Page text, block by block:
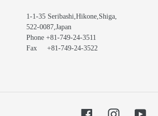
1-1-35 Seribashi,Hikone,Shiga,
522-0087,Japan
Phone +81-749-24-3511
Fax +81-749-24-3522
FacebookInstagram